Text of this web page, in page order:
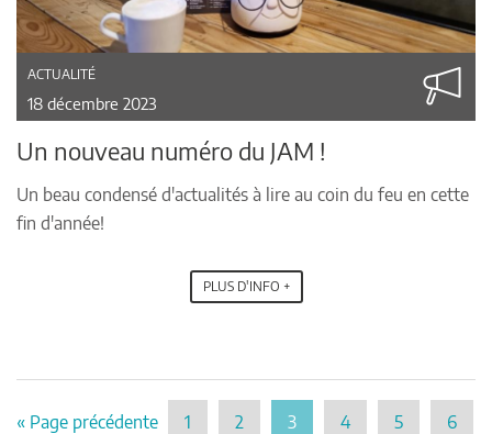
ACTUALITÉ
18 décembre 2023
Un nouveau numéro du JAM !
Un beau condensé d'actualités à lire au coin du feu en cette
fin d'année!
PLUS D'INFO +
« Page précédente 1 2 3 4 5 6